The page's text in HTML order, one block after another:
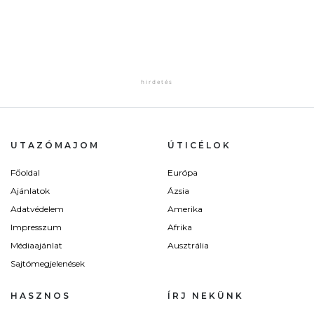
UTAZÓMAJOM
Főoldal
Ajánlatok
Adatvédelem
Impresszum
Médiaajánlat
Sajtómegjelenések
ÚTICÉLOK
Európa
Ázsia
Amerika
Afrika
Ausztrália
HASZNOS ÍRJ NEKÜNK